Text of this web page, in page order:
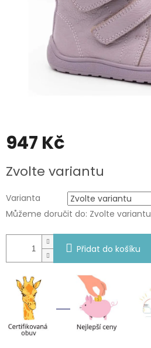
947 Kč
cena:
Zvolte variantu
Varianta
Můžeme doručit do: Zvolte variantu
Přidat do košíku